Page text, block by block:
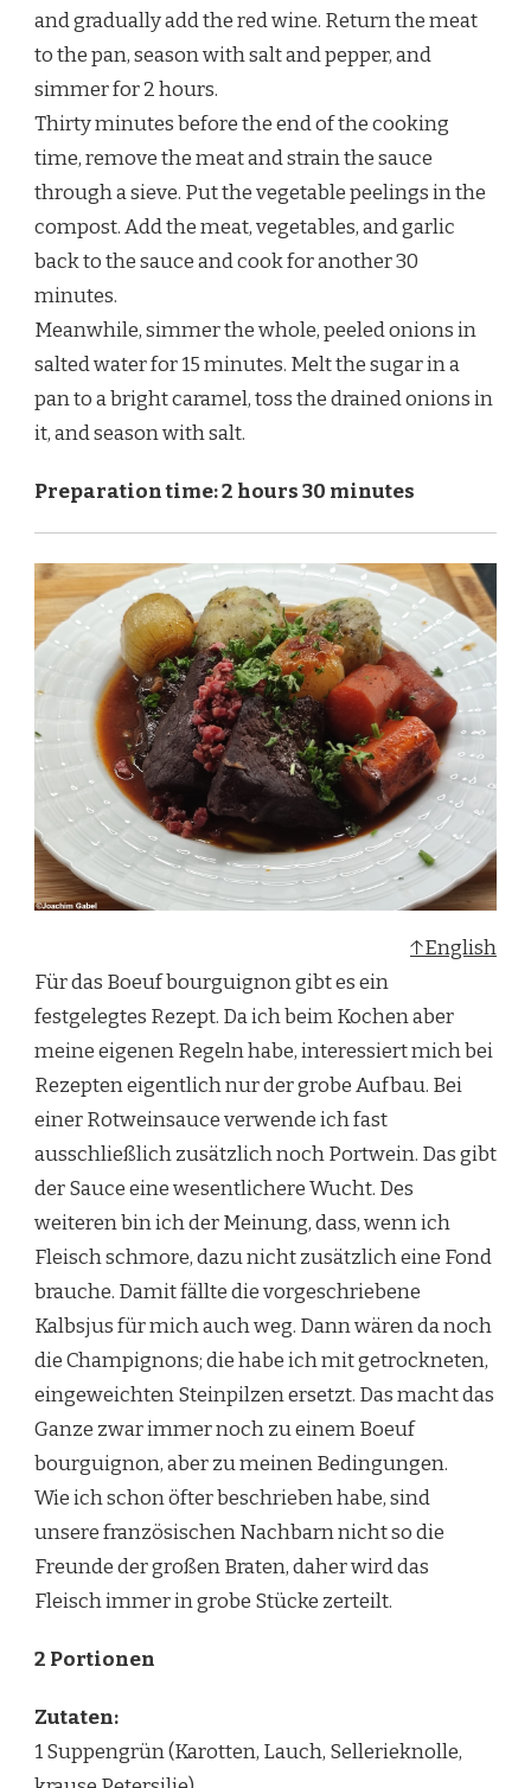
and gradually add the red wine. Return the meat
to the pan, season with salt and pepper, and
simmer for 2 hours.
Thirty minutes before the end of the cooking
time, remove the meat and strain the sauce
through a sieve. Put the vegetable peelings in the
compost. Add the meat, vegetables, and garlic
back to the sauce and cook for another 30
minutes.
Meanwhile, simmer the whole, peeled onions in
salted water for 15 minutes. Melt the sugar in a
pan to a bright caramel, toss the drained onions in
it, and season with salt.
Preparation time: 2 hours 30 minutes
↑English
Für das Boeuf bourguignon gibt es ein
festgelegtes Rezept. Da ich beim Kochen aber
meine eigenen Regeln habe, interessiert mich bei
Rezepten eigentlich nur der grobe Aufbau. Bei
einer Rotweinsauce verwende ich fast
ausschließlich zusätzlich noch Portwein. Das gibt
der Sauce eine wesentlichere Wucht. Des
weiteren bin ich der Meinung, dass, wenn ich
Fleisch schmore, dazu nicht zusätzlich eine Fond
brauche. Damit fällte die vorgeschriebene
Kalbsjus für mich auch weg. Dann wären da noch
die Champignons; die habe ich mit getrockneten,
eingeweichten Steinpilzen ersetzt. Das macht das
Ganze zwar immer noch zu einem Boeuf
bourguignon, aber zu meinen Bedingungen.
Wie ich schon öfter beschrieben habe, sind
unsere französischen Nachbarn nicht so die
Freunde der großen Braten, daher wird das
Fleisch immer in grobe Stücke zerteilt.
2 Portionen
Zutaten:
1 Suppengrün (Karotten, Lauch, Sellerieknolle,